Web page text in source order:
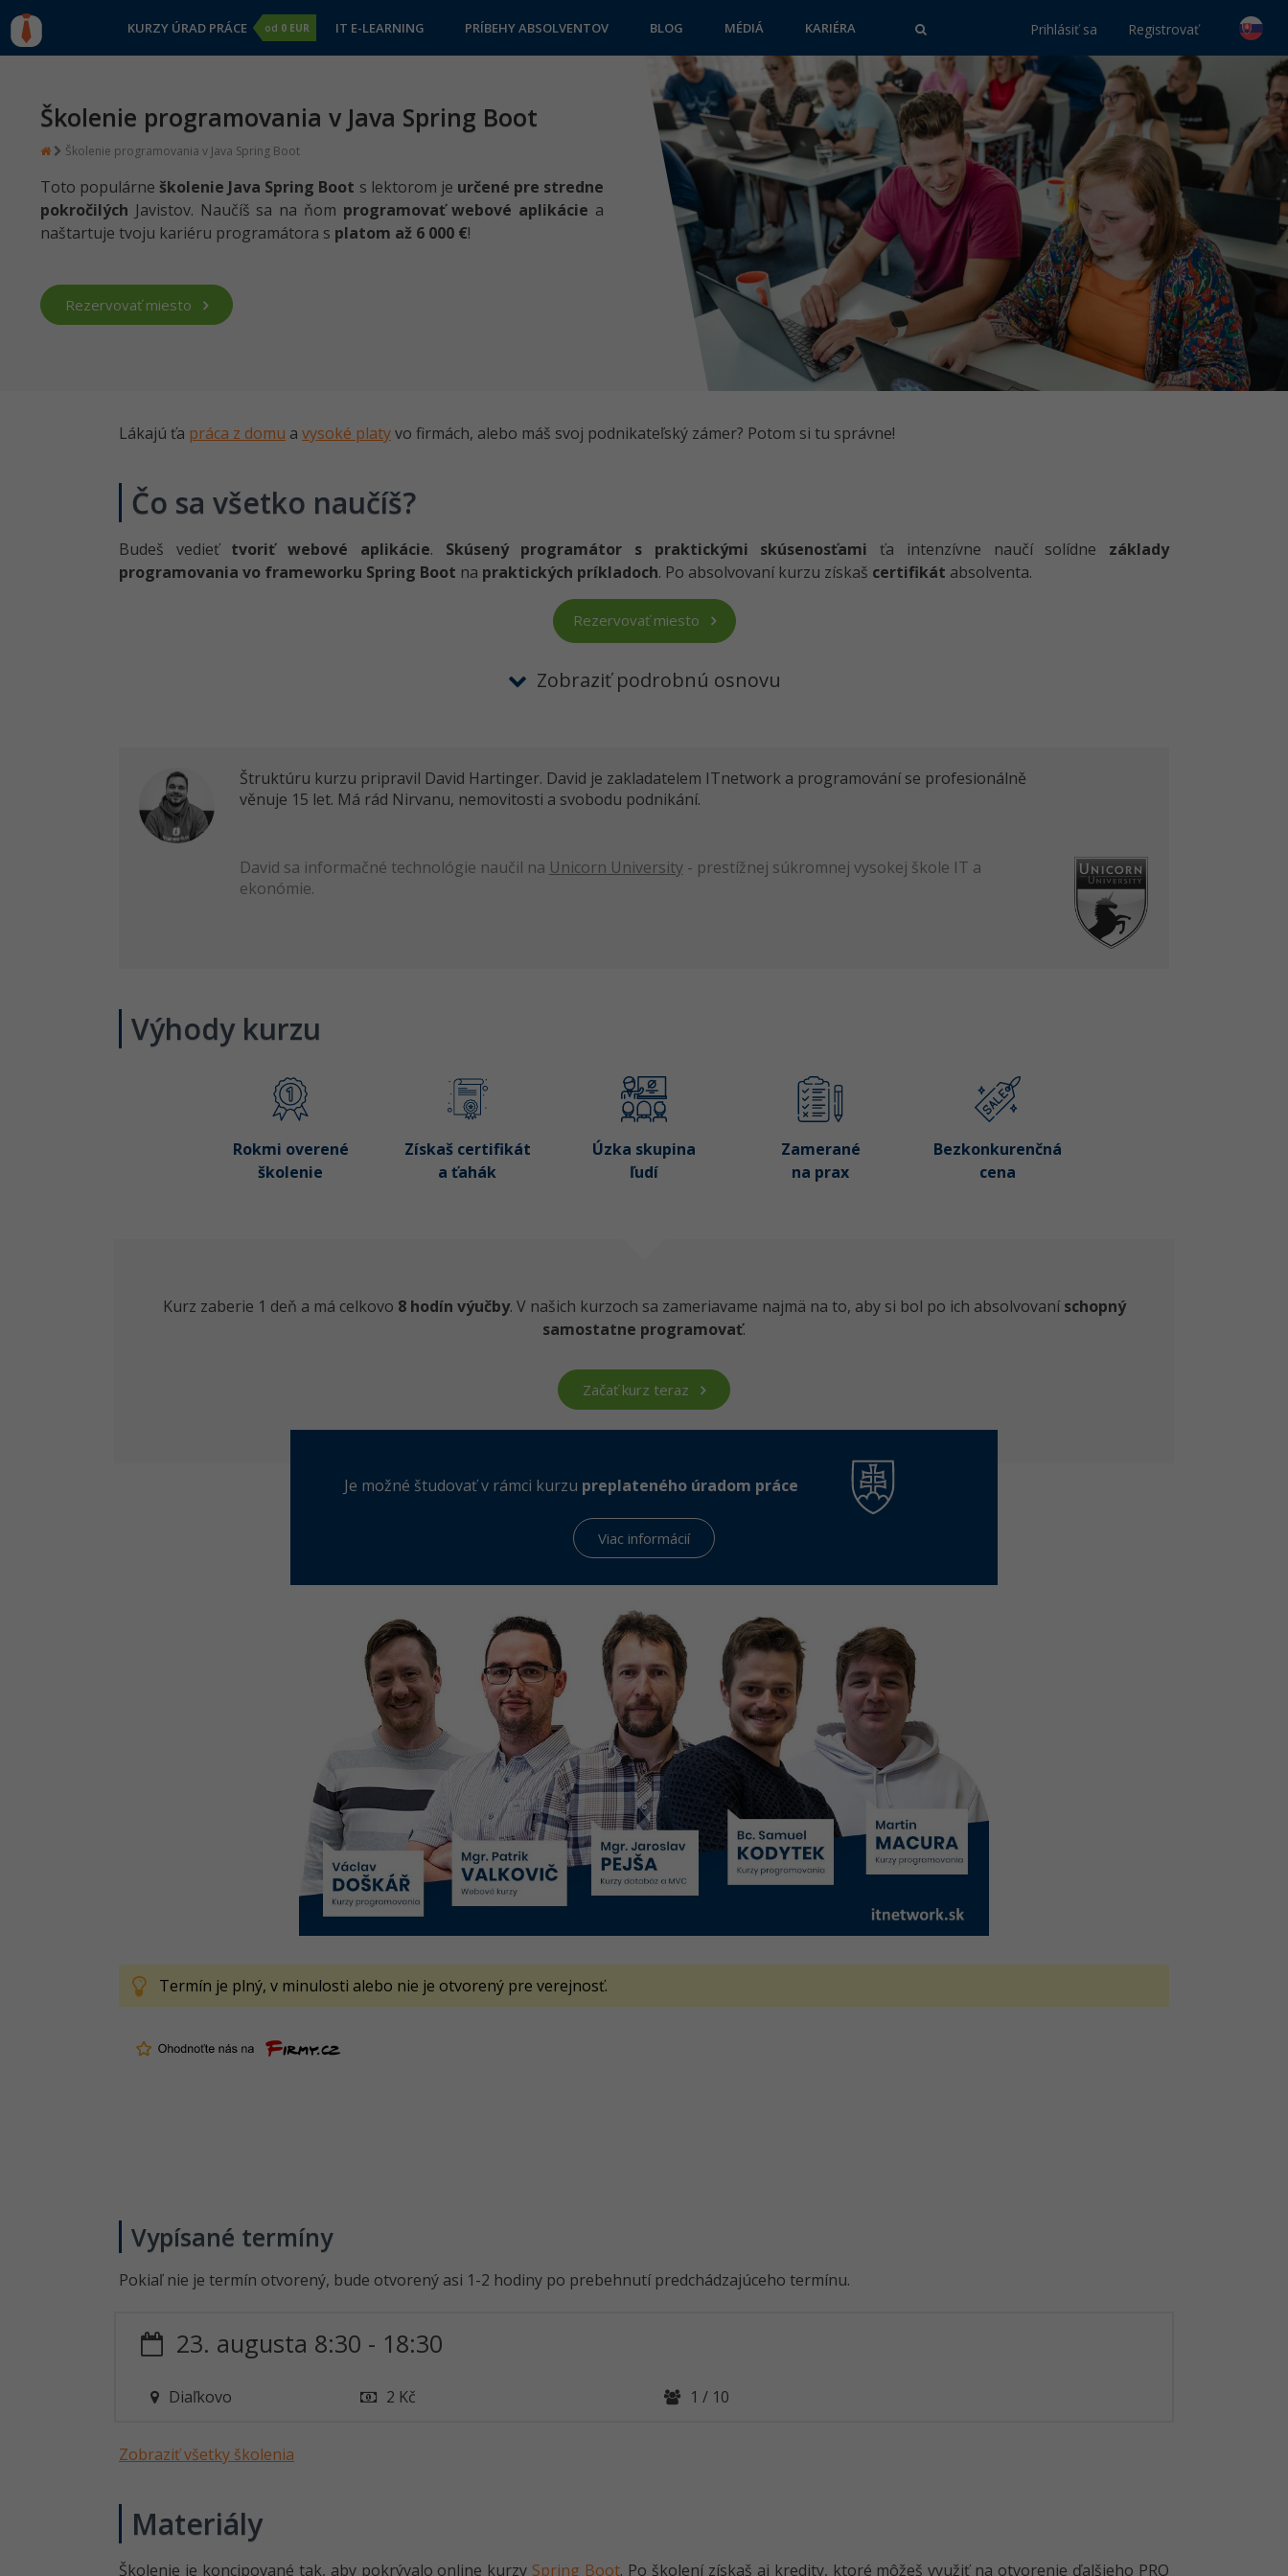
KURZY ÚRAD PRÁCE od 0 EUR IT E-LEARNING PRÍBEHY ABSOLVENTOV BLOG MÉDIÁ KARIÉRA Prihlásiť sa Registrovať
Školenie programovania v Java Spring Boot
Školenie programovania v Java Spring Boot
Toto populárne školenie Java Spring Boot s lektorom je určené pre stredne
pokročilých Javistov. Naučíš sa na ňom programovať webové aplikácie a
naštartuje tvoju kariéru programátora s platom až 6 000 €!
Rezervovať miesto
Lákajú ťa práca z domu a vysoké platyvo firmách, alebo máš svoj podnikateľský zámer? Potom si tu správne!
Čo sa všetko naučíš?
Budeš vedieť tvoriť webové aplikácie. Skúsený programátor s praktickými skúsenosťami ťa intenzívne naučí solídne základy
programovania vo frameworku Spring Boot na praktických príkladoch. Po absolvovaní kurzu získaš certifikát absolventa.
Rezervovať miesto
Zobraziť podrobnú osnovu
Štruktúru kurzu pripravil David Hartinger. David je zakladatelem ITnetwork a programování se profesionálně
věnuje 15 let. Má rád Nirvanu, nemovitosti a svobodu podnikání.
David sa informačné technológie naučil na Unicorn University- prestížnej súkromnej vysokej škole IT a
ekonómie.
Výhody kurzu
Rokmi overené
školenie
Získaš certifikát
a ťahák
Úzka skupina
ľudí
Zamerané
na prax
Bezkonkurenčná
cena
Kurz zaberie 1 deň a má celkovo 8 hodín výučby. V našich kurzoch sa zameriavame najmä na to, aby si bol po ich absolvovaníschopný
samostatne programovať.
Začať kurz teraz
Je možné študovať v rámci kurzu preplateného úradom práce
Viac informácií
Termín je plný, v minulosti alebo nie je otvorený pre verejnosť.
Vypísané termíny
Pokiaľ nie je termín otvorený, bude otvorený asi 1-2 hodiny po prebehnutí predchádzajúceho termínu.
23. augusta 8:30 - 18:30
Diaľkovo 2 Kč 1 / 10
Zobraziť všetky školenia
Materiály
Školenie je koncipované tak, aby pokrývalo online kurzy Spring Boot. Po školení získaš aj kredity, ktoré môžeš využiť na otvorenie ďalšieho PRO